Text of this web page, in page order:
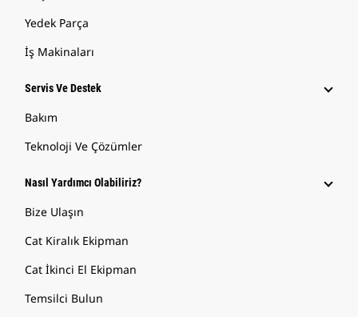
Yedek Parça
İş Makinaları
Servis Ve Destek
Bakım
Teknoloji Ve Çözümler
Nasıl Yardımcı Olabiliriz?
Bize Ulaşın
Cat Kiralık Ekipman
Cat İkinci El Ekipman
Temsilci Bulun